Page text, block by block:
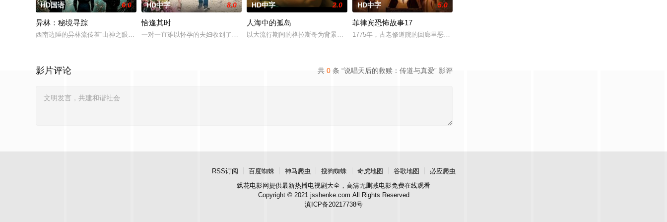
HD国语 6.0
异林：秘境寻踪
西南边陲的异林流传着“山神之眼”的恐怖传说，生物系学生苏瑶与同学进山科考，却因遭遇飓风来袭而失联。救援副队长陈霖奉命带队深入丛林，一
HD中字 8.0
恰逢其时
一对一直难以怀孕的夫妇收到了陌生人送来的一块古董手表，妻子意识到她寻求的答案终有一天会到来。
HD中字 2.0
人海中的孤岛
以大流行期间的格拉斯哥为背景，一位单身母亲在抚养年幼的孤独症儿子时被迫面对自己黑暗的过去。
HD中字 5.0
菲律宾恐怖故事17
1775年，古老修道院的回廊里恶灵潜藏，血腥诅咒悄然蔓延，修女们接连坠入死亡深渊；2025年万圣节狂欢
共 0 条 “说唱天后的救赎：传道与真爱” 影评
影片评论
RSS订阅 百度蜘蛛 神马爬虫 搜狗蜘蛛 奇虎地图 谷歌地图
必应爬虫
飘花电影网提供最新热播电视剧大全，高清无删减电影免费在线观看
Copyright © 2021 jsshenke.com All Rights Reserved
滇ICP备20217738号